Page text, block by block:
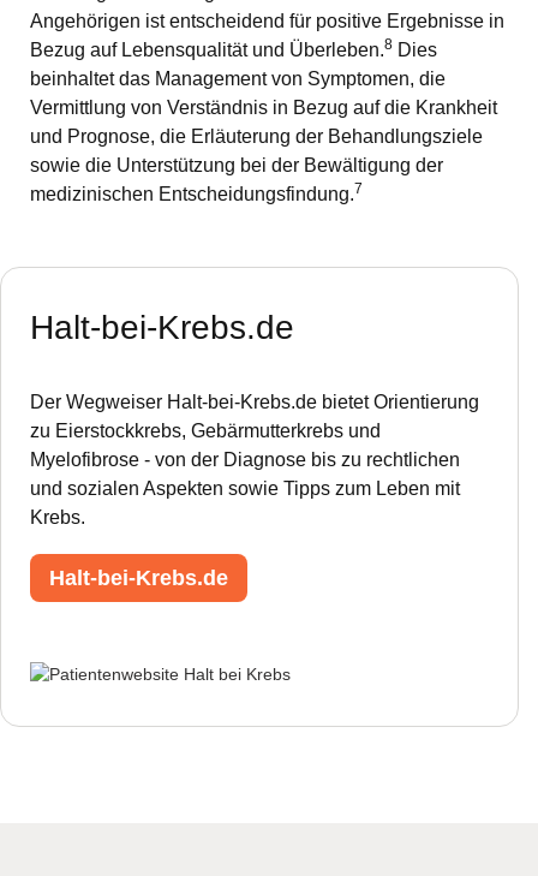
Angehörigen ist entscheidend für positive Ergebnisse in
Bezug auf Lebensqualität und Überleben.8 Dies
beinhaltet das Management von Symptomen, die
Vermittlung von Verständnis in Bezug auf die Krankheit
und Prognose, die Erläuterung der Behandlungsziele
sowie die Unterstützung bei der Bewältigung der
medizinischen Entscheidungsfindung.7
Halt-bei-Krebs.de
Der Wegweiser Halt-bei-Krebs.de bietet Orientierung
zu Eierstockkrebs, Gebärmutterkrebs und
Myelofibrose - von der Diagnose bis zu rechtlichen
und sozialen Aspekten sowie Tipps zum Leben mit
Krebs.
Halt-bei-Krebs.de